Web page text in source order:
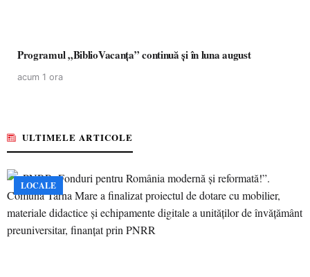
Programul „BiblioVacanța” continuă și în luna august
acum 1 ora
ULTIMELE ARTICOLE
LOCALE